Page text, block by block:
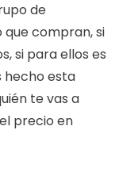
de
compran, si
si para ellos es
hecho esta
te vas a
precio en